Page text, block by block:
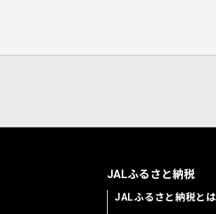
JALふるさと納税
JALふるさと納税とは